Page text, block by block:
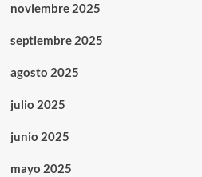
noviembre 2025
septiembre 2025
agosto 2025
julio 2025
junio 2025
mayo 2025